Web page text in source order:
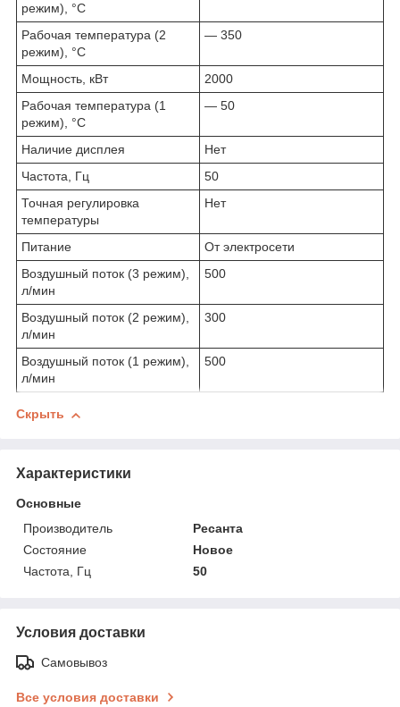
режим), °C
Рабочая температура (2
режим), °C
— 350
Мощность, кВт
2000
Рабочая температура (1
режим), °C
— 50
Наличие дисплея
Нет
Частота, Гц
50
Точная регулировка
температуры
Нет
Питание
От электросети
Воздушный поток (3 режим),
л/мин
500
Воздушный поток (2 режим),
л/мин
300
Воздушный поток (1 режим),
л/мин
500
Скрыть
Характеристики
Основные
Производитель
Ресанта
Состояние
Новое
Частота, Гц
50
Условия доставки
Самовывоз
Все условия доставки